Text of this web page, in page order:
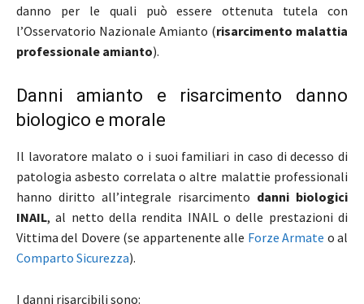
danno per le quali può essere ottenuta tutela con
l’Osservatorio Nazionale Amianto (risarcimento malattia
professionale amianto).
Danni amianto e risarcimento danno
biologico e morale
Il lavoratore malato o i suoi familiari in caso di decesso di
patologia asbesto correlata o altre malattie professionali
hanno diritto all’integrale risarcimento danni biologici
INAIL, al netto della rendita INAIL o delle prestazioni di
Vittima del Dovere (se appartenente alle Forze Armate o al
Comparto Sicurezza).
I danni risarcibili sono: